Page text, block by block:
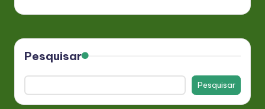
Pesquisar
Pesquisar